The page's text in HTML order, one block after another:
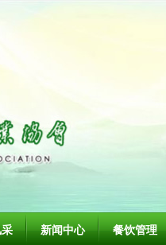
新闻中心 餐饮管理